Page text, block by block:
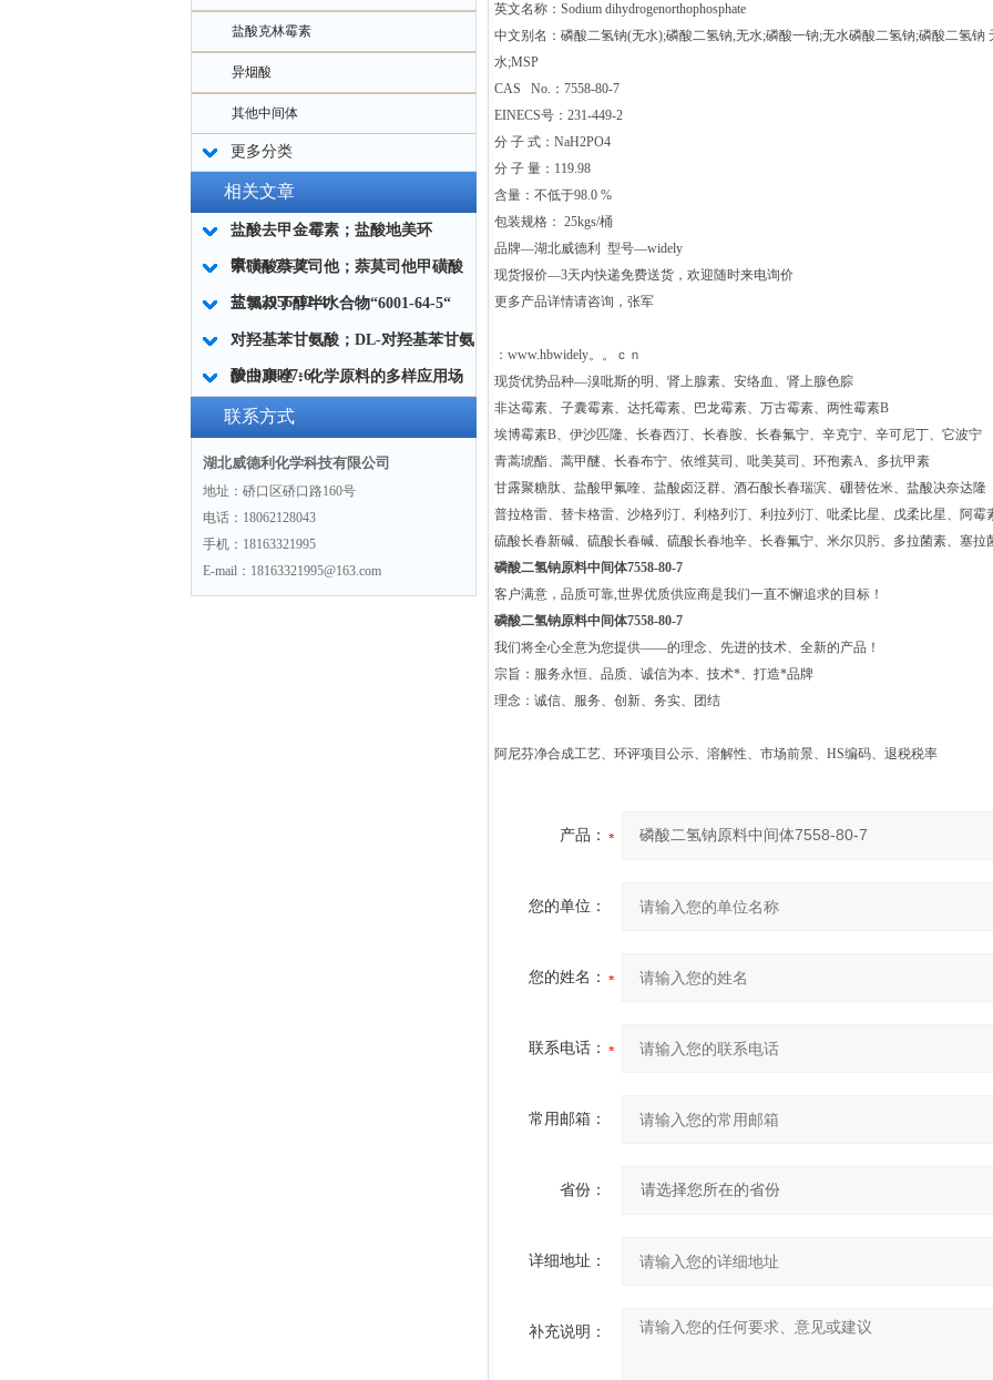
盐酸克林霉素
异烟酸
其他中间体
更多分类
相关文章
盐酸去甲金霉素；盐酸地美环
素“64-73-3“
甲磺酸萘莫司他；萘莫司他甲磺酸
盐“82956-11-4“
三氯叔丁醇半水合物“6001-64-5“
对羟基苯甘氨酸；DL-对羟基苯甘氨
酸“938-97-6“
伊曲康唑：化学原料的多样应用场
景
联系方式
湖北威德利化学科技有限公司
地址：硚口区硚口路160号
电话：18062128043
手机：18163321995
E-mail：18163321995@163.com
英文名称：Sodium dihydrogenorthophosphate
中文别名：磷酸二氢钠(无水);磷酸二氢钠,无水;磷酸一钠;无水磷酸二氢钠;磷酸二氢钠
水;MSP
CAS No.：7558-80-7
EINECS号：231-449-2
分 子 式：NaH2PO4
分 子 量：119.98
含量：不低于98.0 %
包装规格： 25kgs/桶
品牌—湖北威德利 型号—widely
现货报价—3天内快递免费送货，欢迎随时来电询价
更多产品详情请咨询，张军
：www.hbwidely。。ｃｎ
现货优势品种—溴吡斯的明、肾上腺素、安络血、肾上腺色腙
非达霉素、子囊霉素、达托霉素、巴龙霉素、万古霉素、两性霉素B
埃博霉素B、伊沙匹隆、长春西汀、长春胺、长春氟宁、辛克宁、辛可尼丁、它波宁
青蒿琥酯、蒿甲醚、长春布宁、依维莫司、吡美莫司、环孢素A、多抗甲素
甘露聚糖肽、盐酸甲氟喹、盐酸卤泛群、酒石酸长春瑞滨、硼替佐米、盐酸决奈达隆
普拉格雷、替卡格雷、沙格列汀、利格列汀、利拉列汀、吡柔比星、戊柔比星、阿霉
硫酸长春新碱、硫酸长春碱、硫酸长春地辛、长春氟宁、米尔贝肟、多拉菌素、塞拉
磷酸二氢钠原料中间体7558-80-7
客户满意，品质可靠,世界优质供应商是我们一直不懈追求的目标！
磷酸二氢钠原料中间体7558-80-7
我们将全心全意为您提供——的理念、先进的技术、全新的产品！
宗旨：服务永恒、品质、诚信为本、技术*、打造*品牌
理念：诚信、服务、创新、务实、团结
阿尼芬净合成工艺、环评项目公示、溶解性、市场前景、HS编码、退税税率
产品：
您的单位：
您的姓名：
联系电话：
常用邮箱：
省份：
详细地址：
补充说明：